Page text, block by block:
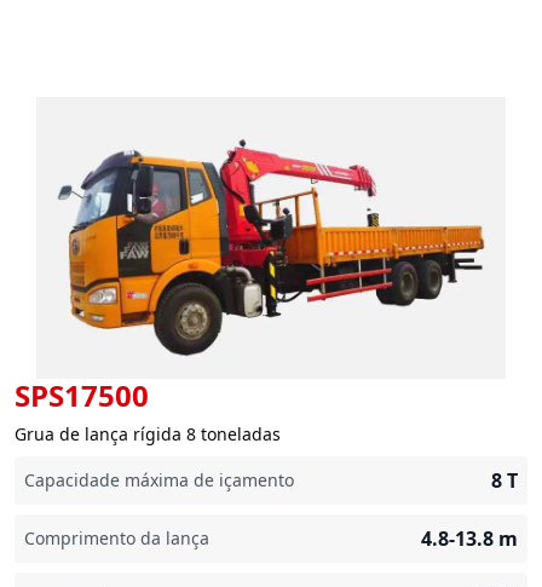
SPS17500
Grua de lança rígida 8 toneladas
Capacidade máxima de içamento
8T
Comprimento da lança 4.8-13.8 m